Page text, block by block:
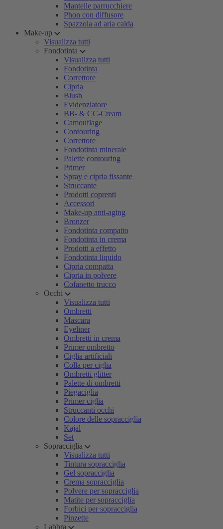
Mantelle parrucchiere
Phon con diffusore
Spazzola ad aria calda
Make-up
Visualizza tutti
Fondotinta
Visualizza tutti
Fondotinta
Correttore
Cipria
Blush
Evidenziatore
BB- & CC-Cream
Camouflage
Contouring
Correttore
Fondotinta minerale
Palette contouring
Primer
Spray e cipria fissante
Struccante
Prodotti coprenti
Accessori
Make-up anti-aging
Bronzer
Fondotinta compatto
Fondotinta in crema
Prodotti a effetto
Fondotinta liquido
Cipria compatta
Cipria in polvere
Cofanetto trucco
Occhi
Visualizza tutti
Ombretti
Mascara
Eyeliner
Ombretti in crema
Primer ombretto
Ciglia artificiali
Colla per ciglia
Ombretti glitter
Palette di ombretti
Piegaciglia
Primer ciglia
Struccanti occhi
Colore delle sopracciglia
Kajal
Set
Sopracciglia
Visualizza tutti
Tintura sopracciglia
Gel sopracciglia
Crema sopracciglia
Polvere per sopracciglia
Matite per sopracciglia
Forbici per sopracciglia
Pinzette
Labbra